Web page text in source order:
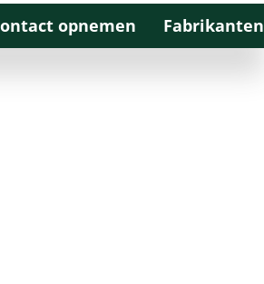
opnemen Fabrikanten